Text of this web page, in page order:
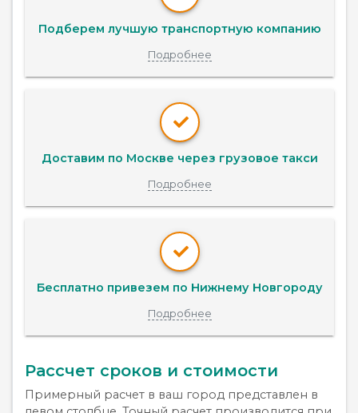
Подберем лучшую транспортную компанию
Подробнее
Доставим по Москве через грузовое такси
Подробнее
Бесплатно привезем по Нижнему Новгороду
Подробнее
Рассчет сроков и стоимости
Примерный расчет в ваш город представлен в